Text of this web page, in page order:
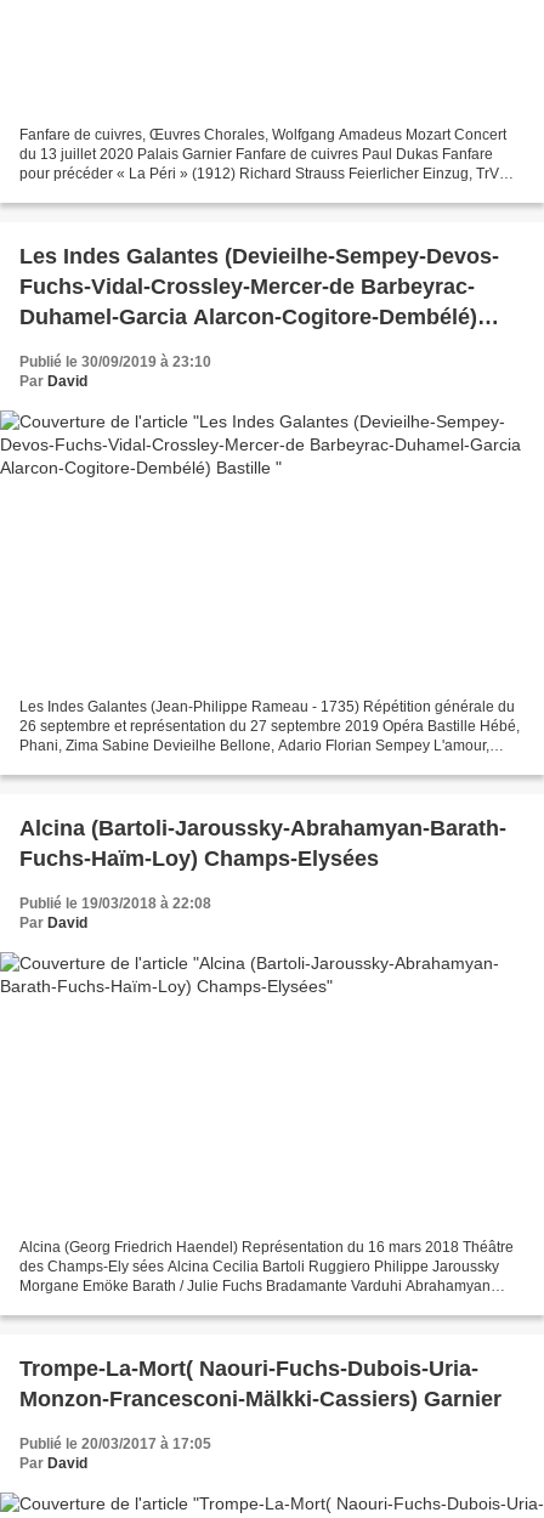
Fanfare de cuivres, Œuvres Chorales, Wolfgang Amadeus Mozart Concert
du 13 juillet 2020 Palais Garnier Fanfare de cuivres Paul Dukas Fanfare
pour précéder « La Péri » (1912) Richard Strauss Feierlicher Einzug, TrV
Les Indes Galantes (Devieilhe-Sempey-Devos-
Fuchs-Vidal-Crossley-Mercer-de Barbeyrac-
Duhamel-Garcia Alarcon-Cogitore-Dembélé)
Bastille
Publié le 30/09/2019 à 23:10
Par David
Les Indes Galantes (Jean-Philippe Rameau - 1735) Répétition générale du
26 septembre et représentation du 27 septembre 2019 Opéra Bastille Hébé,
Phani, Zima Sabine Devieilhe Bellone, Adario Florian Sempey L'amour,
Alcina (Bartoli-Jaroussky-Abrahamyan-Barath-
Fuchs-Haïm-Loy) Champs-Elysées
Publié le 19/03/2018 à 22:08
Par David
Alcina (Georg Friedrich Haendel) Représentation du 16 mars 2018 Théâtre
des Champs-Ely sées Alcina Cecilia Bartoli Ruggiero Philippe Jaroussky
Morgane Emöke Barath / Julie Fuchs Bradamante Varduhi Abrahamyan
Trompe-La-Mort( Naouri-Fuchs-Dubois-Uria-
Monzon-Francesconi-Mälkki-Cassiers) Garnier
Publié le 20/03/2017 à 17:05
Par David